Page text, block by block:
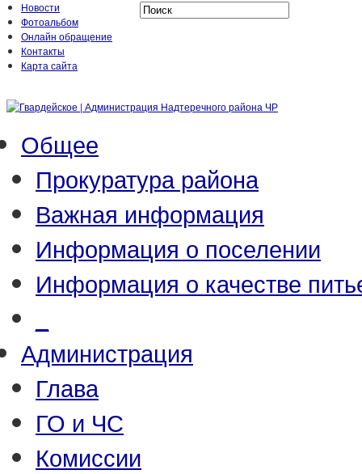
Новости
Фотоальбом
Онлайн обращение
Контакты
Карта сайта
Общее
Прокуратура района
Важная информация
Информация о поселении
Информация о качестве
Администрация
Глава
ГО и ЧС
Комиссии